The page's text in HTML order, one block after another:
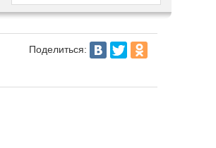
Поделиться: